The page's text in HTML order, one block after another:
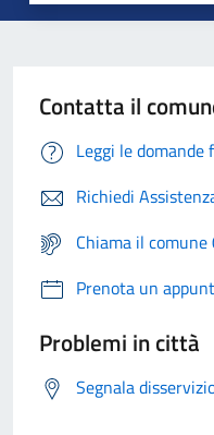
Contatta il
Leggi le domande
Richiedi
Chiama il
Prenota un
Problemi in città
Segnala